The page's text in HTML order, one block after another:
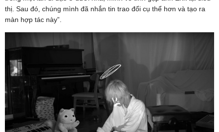
thị. Sau đó, chúng mình đã nhắn tin trao đổi cụ thể hơn và tạo ra
màn hợp tác này”.